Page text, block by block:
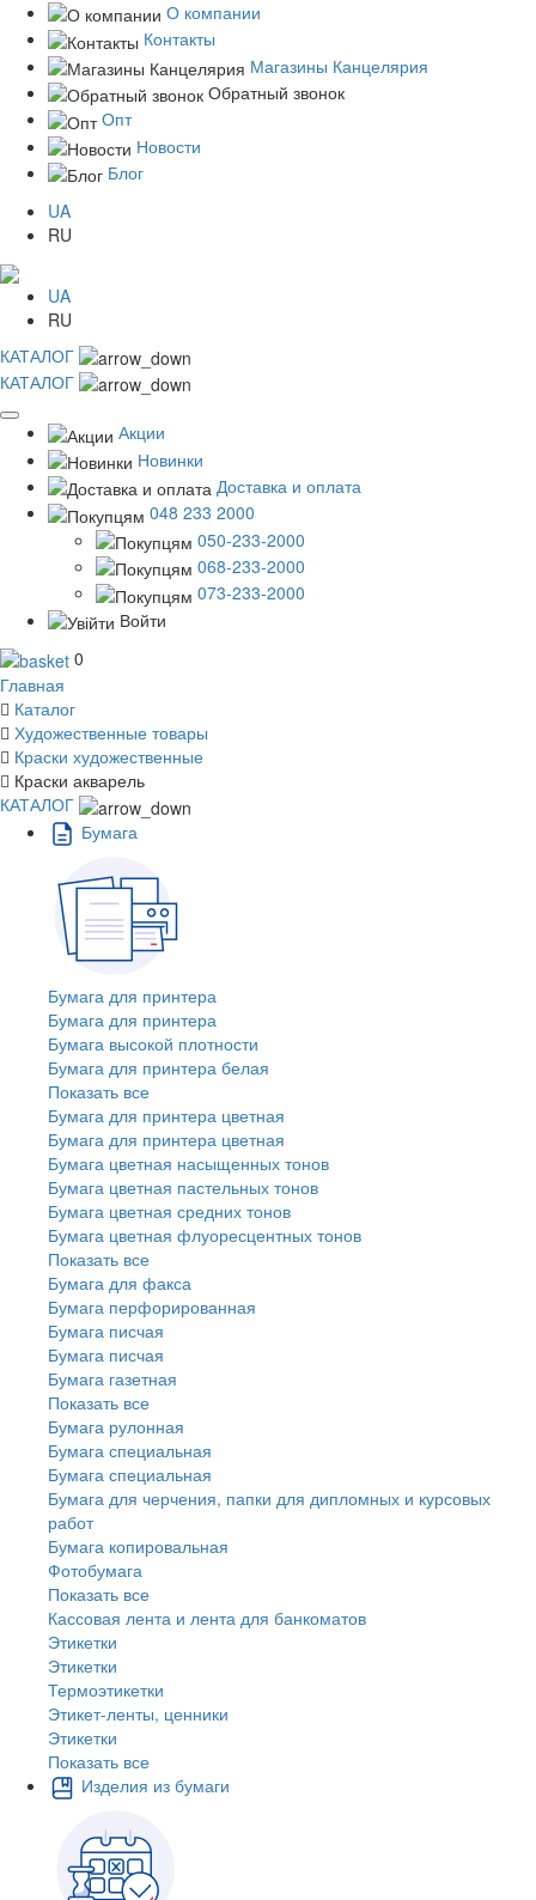
О компании
Контакты
Магазины Канцелярия
Обратный звонок
Опт
Новости
Блог
UA
RU
UA
RU
КАТАЛОГ
КАТАЛОГ
Акции
Новинки
Доставка и оплата
048 233 2000
050-233-2000
068-233-2000
073-233-2000
Войти
0
Главная
Каталог
Художественные товары
Краски художественные
Краски акварель
КАТАЛОГ
Бумага
Бумага для принтера
Бумага для принтера
Бумага высокой плотности
Бумага для принтера белая
Показать все
Бумага для принтера цветная
Бумага для принтера цветная
Бумага цветная насыщенных тонов
Бумага цветная пастельных тонов
Бумага цветная средних тонов
Бумага цветная флуоресцентных тонов
Показать все
Бумага для факса
Бумага перфорированная
Бумага писчая
Бумага писчая
Бумага газетная
Показать все
Бумага рулонная
Бумага специальная
Бумага специальная
Бумага для черчения, папки для дипломных и курсовых
работ
Бумага копировальная
Фотобумага
Показать все
Кассовая лента и лента для банкоматов
Этикетки
Этикетки
Термоэтикетки
Этикет-ленты, ценники
Этикетки
Показать все
Изделия из бумаги